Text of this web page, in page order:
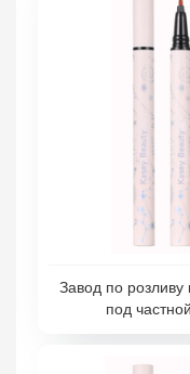
Завод по розливу
под